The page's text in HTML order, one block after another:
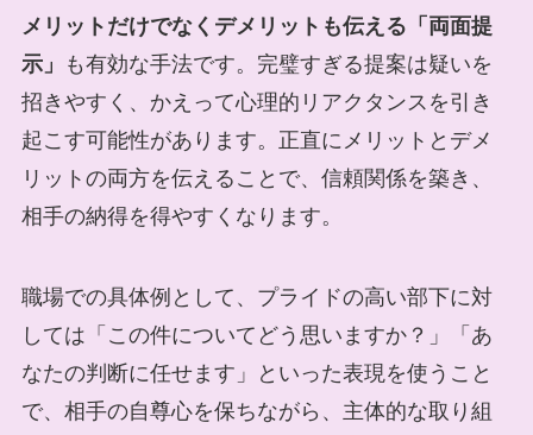
メリットだけでなくデメリットも伝える「両面提
示」
も有効な手法です。完璧すぎる提案は疑いを
招きやすく、かえって心理的リアクタンスを引き
起こす可能性があります。正直にメリットとデメ
リットの両方を伝えることで、信頼関係を築き、
相手の納得を得やすくなります。
職場での具体例として、プライドの高い部下に対
しては「この件についてどう思いますか？」「あ
なたの判断に任せます」といった表現を使うこと
で、相手の自尊心を保ちながら、主体的な取り組